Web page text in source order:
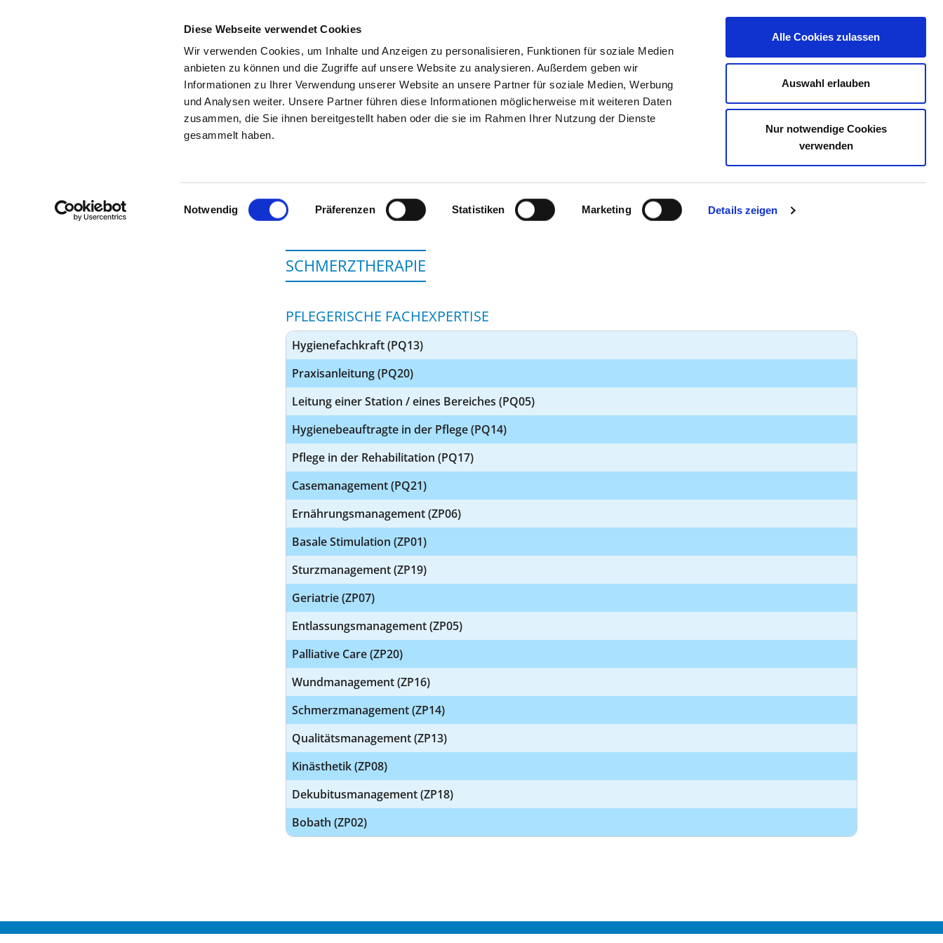
Diese Webseite verwendet Cookies
Wir verwenden Cookies, um Inhalte und Anzeigen zu personalisieren, Funktionen für soziale Medien
anbieten zu können und die Zugriffe auf unsere Website zu analysieren. Außerdem geben wir
Informationen zu Ihrer Verwendung unserer Website an unsere Partner für soziale Medien, Werbung
und Analysen weiter. Unsere Partner führen diese Informationen möglicherweise mit weiteren Daten
zusammen, die Sie ihnen bereitgestellt haben oder die sie im Rahmen Ihrer Nutzung der Dienste
gesammelt haben.
Einwilligungsauswahl
Notwendig Präferenzen Statistiken Marketing Details zeigen
Alle Cookies zulassen
Auswahl erlauben
Nur notwendige Cookies
verwenden
SUCHEN TIPPS & HILFE DAS DKV STELLENBÖRSE KONTAKT IHRE MEINUNG
Startseite der Fachabteilung
BENEDICTUS KRANKENHAUS FELDAFING GMBH & CO. KG
SCHMERZTHERAPIE
PFLEGERISCHE FACHEXPERTISE
Hygienefachkraft (PQ13)
Praxisanleitung (PQ20)
Leitung einer Station / eines Bereiches (PQ05)
Hygienebeauftragte in der Pflege (PQ14)
Pflege in der Rehabilitation (PQ17)
Casemanagement (PQ21)
Ernährungsmanagement (ZP06)
Basale Stimulation (ZP01)
Sturzmanagement (ZP19)
Geriatrie (ZP07)
Entlassungsmanagement (ZP05)
Palliative Care (ZP20)
Wundmanagement (ZP16)
Schmerzmanagement (ZP14)
Qualitätsmanagement (ZP13)
Kinästhetik (ZP08)
Dekubitusmanagement (ZP18)
Bobath (ZP02)